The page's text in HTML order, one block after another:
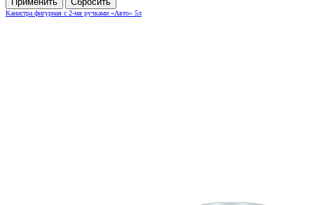
Канистра фигурная с 2-мя ручками «Авто» 5л